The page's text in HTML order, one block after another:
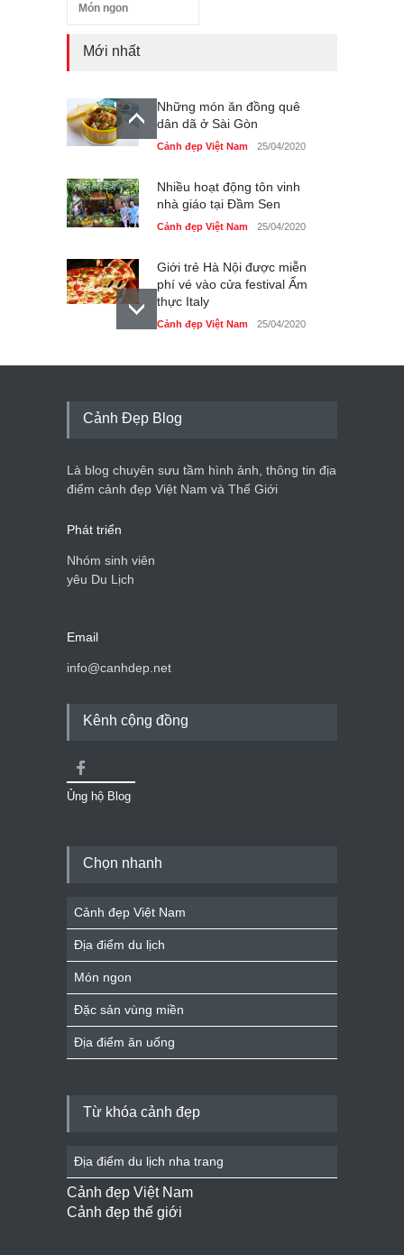
Món ngon
Mới nhất
Những món ăn đồng quê
dân dã ở Sài Gòn
Cảnh đẹp Việt Nam 25/04/2020
Nhiều hoạt động tôn vinh
nhà giáo tại Đầm Sen
Cảnh đẹp Việt Nam 25/04/2020
Giới trẻ Hà Nội được miễn
phí vé vào cửa festival Ẩm
thực Italy
Cảnh đẹp Việt Nam 25/04/2020
Tam giác mạch khoe sắc
du lịch quốc gia
Cảnh đẹp Việt Nam 24/04/2020
Cảnh Đẹp Blog
Là blog chuyên sưu tầm hình ảnh, thông tin địa
điểm cảnh đẹp Việt Nam và Thế Giới
Phát triển
Nhóm sinh viên
yêu Du Lịch
Email
info@canhdep.net
Kênh cộng đồng
Ủng hộ Blog
Chọn nhanh
Cảnh đẹp Việt Nam
Địa điểm du lịch
Món ngon
Đặc sản vùng miền
Địa điểm ăn uống
Từ khóa cảnh đẹp
Địa điểm du lịch nha trang
Cảnh đẹp Việt Nam
Cảnh đẹp thế giới